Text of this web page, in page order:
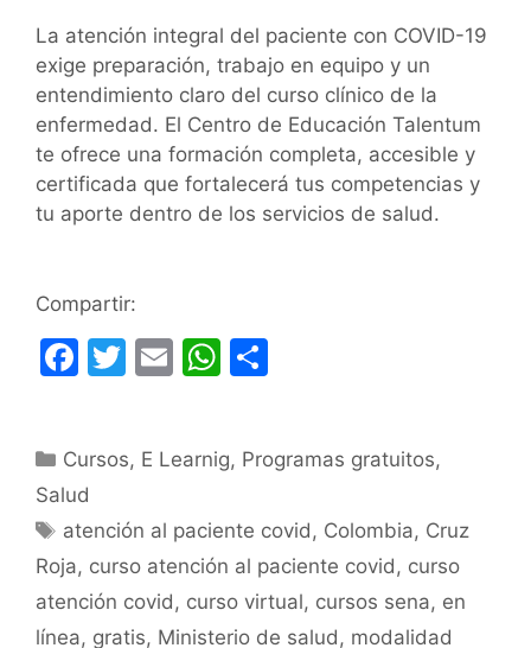
La atención integral del paciente con COVID-19
exige preparación, trabajo en equipo y un
entendimiento claro del curso clínico de la
enfermedad. El Centro de Educación Talentum
te ofrece una formación completa, accesible y
certificada que fortalecerá tus competencias y
tu aporte dentro de los servicios de salud.
Compartir:
F
e
b
o
o
k
T
er
E
l
W
s
p
p
p
tir
Categorías
Cursos, E Learnig, Programas gratuitos,
Salud
Etiquetas
atención al paciente covid, Colombia, Cruz
Roja, curso atención al paciente covid, curso
atención covid, curso virtual, cursos sena, en
línea, gratis, Ministerio de salud, modalidad